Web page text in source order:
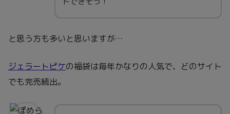
と思う方も多いと思いますが…
ジェラートピケの福袋は毎年かなりの人気で、どのサイト
でも完売続出。